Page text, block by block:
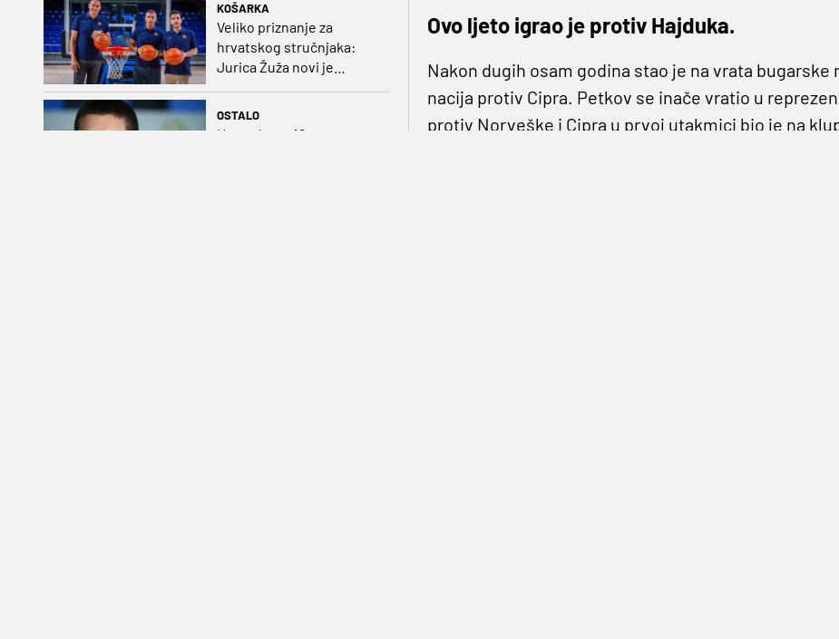
KOŠARKA
Veliko priznanje za
hrvatskog stručnjaka:
Jurica Žuža novi je
OSTALO
Hrvatska sa 16
Ovo ljeto igrao je protiv Hajduka.
Nakon dugih osam godina stao je na vrata
nacija protiv Cipra. Petkov se inače vratio u
protiv Norveške i Cipra u prvoj utakmici bio je na